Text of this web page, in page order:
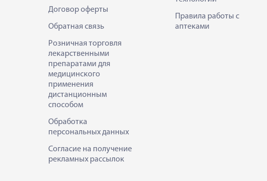
Договор оферты
Обратная связь
Розничная торговля
лекарственными
препаратами для
медицинского
применения
дистанционным
способом
Обработка
персональных данных
Согласие на получение
рекламных рассылок
Правила работы с
аптеками